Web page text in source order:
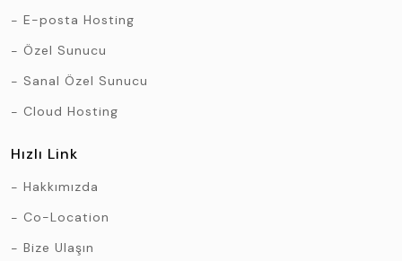
E-posta Hosting
Özel Sunucu
Sanal Özel Sunucu
Cloud Hosting
Hızlı Link
Hakkımızda
Co-Location
Bize Ulaşın